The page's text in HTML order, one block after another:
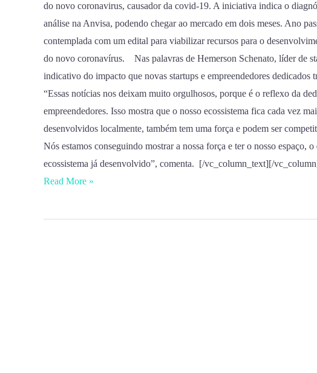
do novo coronavirus, causador da covid-19. A iniciativa indica o
análise na Anvisa, podendo chegar ao mercado em dois meses. Ano
contemplada com um edital para viabilizar recursos para o
do novo coronavírus. Nas palavras de Hemerson Schenato, líder de
indicativo do impacto que novas startups e empreendedores dedicados
“Essas notícias nos deixam muito orgulhosos, porque é o reflexo da
empreendedores. Isso mostra que o nosso ecossistema fica cada vez
desenvolvidos localmente, também tem uma força e podem ser
Nós estamos conseguindo mostrar a nossa força e ter o nosso espaço,
ecossistema já desenvolvido”, comenta. [/vc_column_text][/
Read More »